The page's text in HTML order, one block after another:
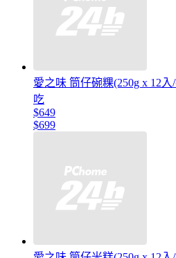
愛之味 筒仔碗粿(250g x 12
吃
$649
$699